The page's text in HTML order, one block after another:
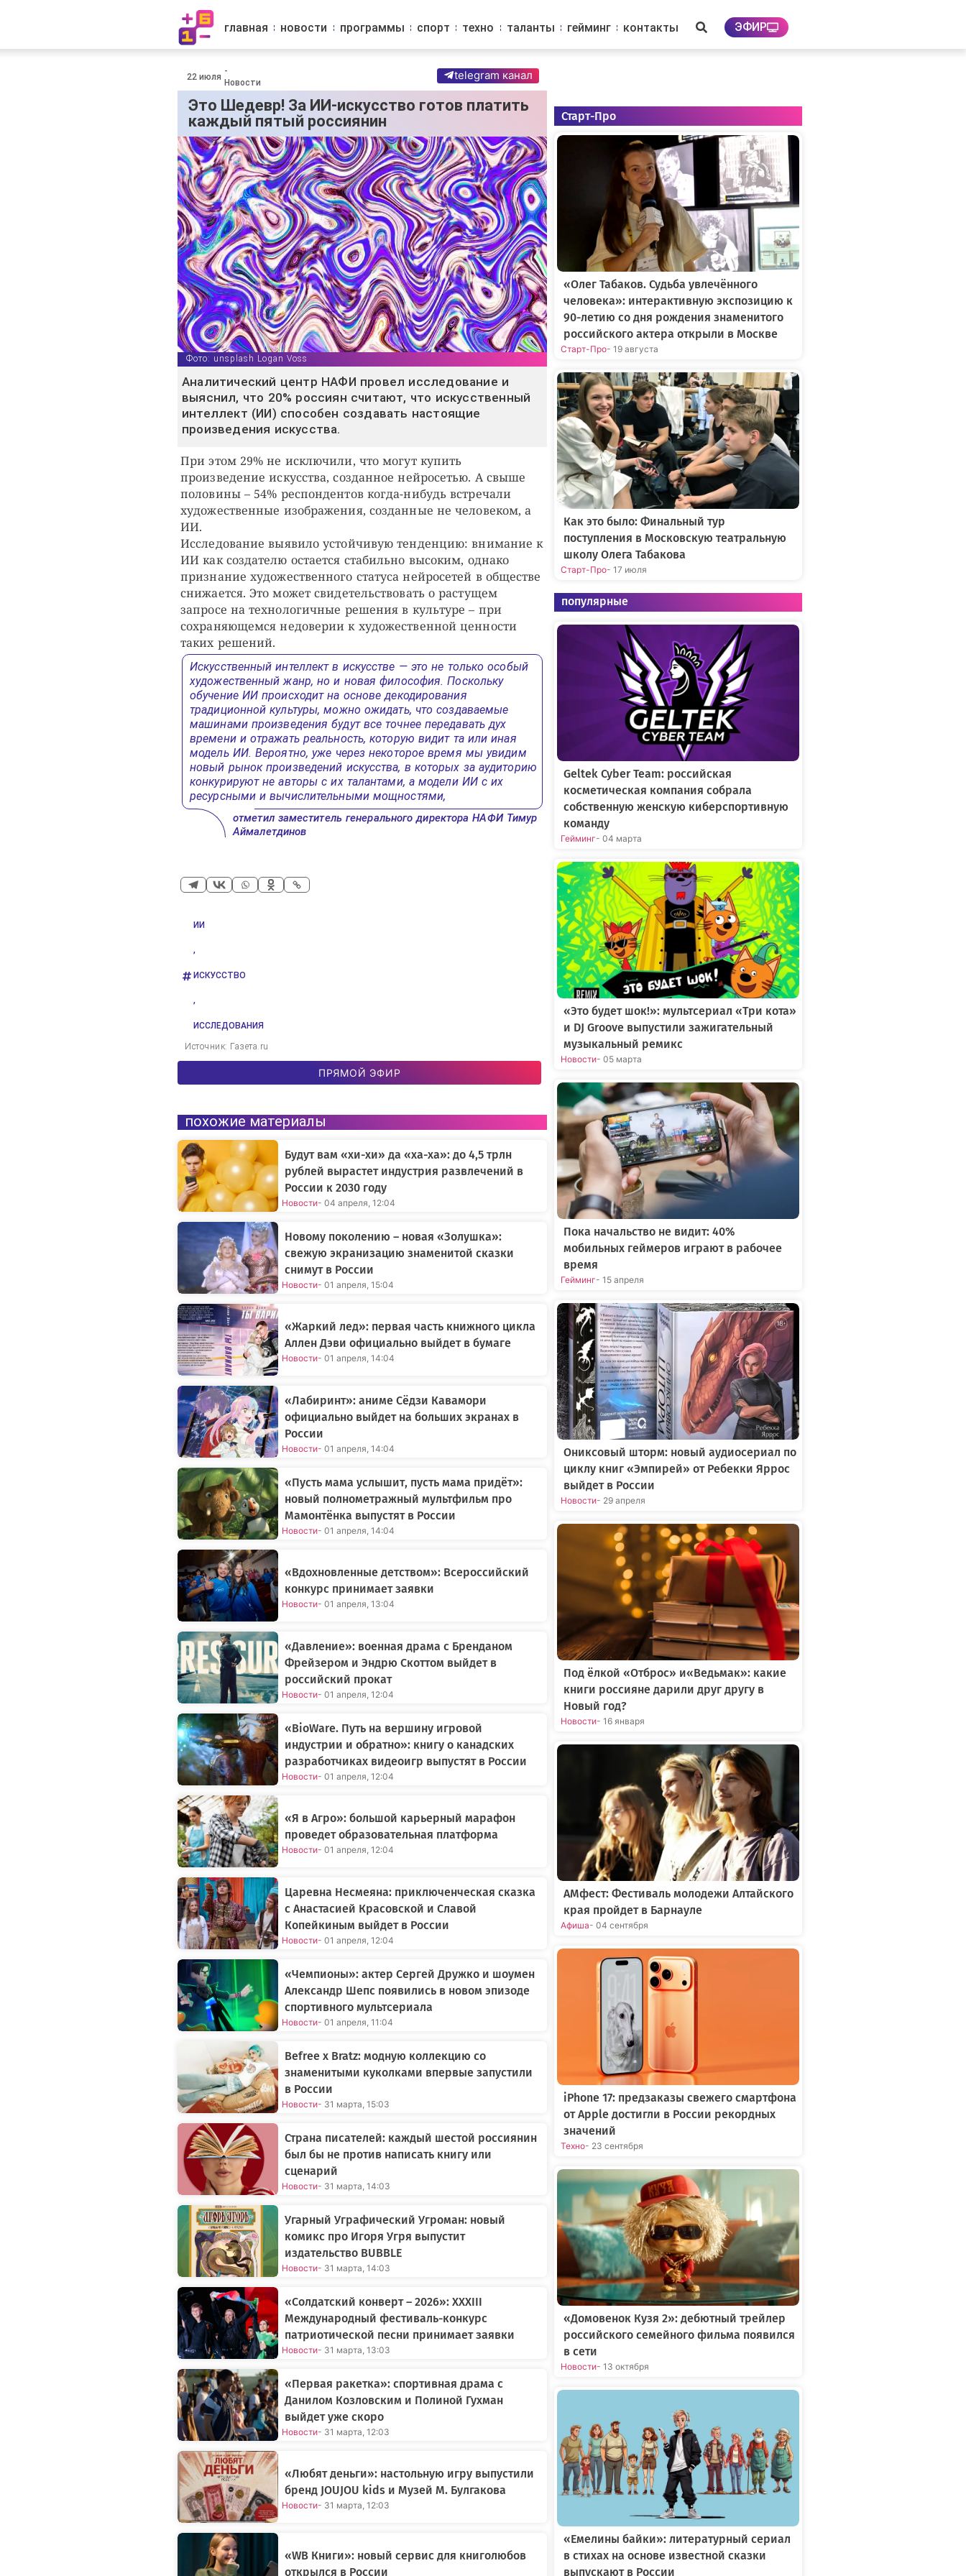
главная новости программы спорт техно таланты гейминг контакты ЭФИР
22 июля
-
Новости
telegram канал
Это Шедевр! За ИИ-искусство готов платить
каждый пятый россиянин
Фото: unsplash Logan Voss
Аналитический центр НАФИ провел исследование и
выяснил, что 20% россиян считают, что искусственный
интеллект (ИИ) способен создавать настоящие
произведения искусства.
При этом 29% не исключили, что могут купить
произведение искусства, созданное нейросетью. А свыше
половины – 54% респондентов когда-нибудь встречали
художественные изображения, созданные не человеком, а
ИИ.
Исследование выявило устойчивую тенденцию: внимание к
ИИ как создателю остается стабильно высоким, однако
признание художественного статуса нейросетей в обществе
снижается. Это может свидетельствовать о растущем
запросе на технологичные решения в культуре – при
сохраняющемся недоверии к художественной ценности
таких решений.
Искусственный интеллект в искусстве — это не только особый
художественный жанр, но и новая философия. Поскольку
обучение ИИ происходит на основе декодирования
традиционной культуры, можно ожидать, что создаваемые
машинами произведения будут все точнее передавать дух
времени и отражать реальность, которую видит та или иная
модель ИИ. Вероятно, уже через некоторое время мы увидим
новый рынок произведений искусства, в которых за аудиторию
конкурируют не авторы с их талантами, а модели ИИ с их
ресурсными и вычислительными мощностями,
отметил заместитель генерального директора НАФИ Тимур
Аймалетдинов
ИИ
,
ИСКУССТВО
,
ИССЛЕДОВАНИЯ
Источник: Газета.ru
ПРЯМОЙ ЭФИР
похожие материалы
Будут вам «хи-хи» да «ха-ха»: до 4,5 трлн
рублей вырастет индустрия развлечений в
России к 2030 году
Новости- 04 апреля, 12:04
Новому поколению – новая «Золушка»:
свежую экранизацию знаменитой сказки
снимут в России
Новости- 01 апреля, 15:04
«Жаркий лед»: первая часть книжного цикла
Аллен Дэви официально выйдет в бумаге
Новости- 01 апреля, 14:04
«Лабиринт»: аниме Сёдзи Кавамори
официально выйдет на больших экранах в
России
Новости- 01 апреля, 14:04
«Пусть мама услышит, пусть мама придёт»:
новый полнометражный мультфильм про
Мамонтёнка выпустят в России
Новости- 01 апреля, 14:04
«Вдохновленные детством»: Всероссийский
конкурс принимает заявки
Новости- 01 апреля, 13:04
«Давление»: военная драма с Бренданом
Фрейзером и Эндрю Скоттом выйдет в
российский прокат
Новости- 01 апреля, 12:04
«BioWare. Путь на вершину игровой
индустрии и обратно»: книгу о канадских
разработчиках видеоигр выпустят в России
Новости- 01 апреля, 12:04
«Я в Агро»: большой карьерный марафон
проведет образовательная платформа
Новости- 01 апреля, 12:04
Царевна Несмеяна: приключенческая сказка
с Анастасией Красовской и Славой
Копейкиным выйдет в России
Новости- 01 апреля, 12:04
«Чемпионы»: актер Сергей Дружко и шоумен
Александр Шепс появились в новом эпизоде
спортивного мультсериала
Новости- 01 апреля, 11:04
Befree x Bratz: модную коллекцию со
знаменитыми куколками впервые запустили
в России
Новости- 31 марта, 15:03
Страна писателей: каждый шестой россиянин
был бы не против написать книгу или
сценарий
Новости- 31 марта, 14:03
Угарный Уграфический Угроман: новый
комикс про Игоря Угря выпустит
издательство BUBBLE
Новости- 31 марта, 14:03
«Солдатский конверт – 2026»: XXXIII
Международный фестиваль-конкурс
патриотической песни принимает заявки
Новости- 31 марта, 13:03
«Первая ракетка»: спортивная драма с
Данилом Козловским и Полиной Гухман
выйдет уже скоро
Новости- 31 марта, 12:03
«Любят деньги»: настольную игру выпустили
бренд JOUJOU kids и Музей М. Булгакова
Новости- 31 марта, 12:03
«WB Книги»: новый сервис для книголюбов
открылся в России
Старт-Про
«Олег Табаков. Судьба увлечённого
человека»: интерактивную экспозицию к
90-летию со дня рождения знаменитого
российского актера открыли в Москве
Старт-Про- 19 августа
Как это было: Финальный тур
поступления в Московскую театральную
школу Олега Табакова
Старт-Про- 17 июля
популярные
Geltek Cyber Team: российская
косметическая компания собрала
собственную женскую киберспортивную
команду
Гейминг- 04 марта
«Это будет шок!»: мультсериал «Три кота»
и DJ Groove выпустили зажигательный
музыкальный ремикс
Новости- 05 марта
Пока начальство не видит: 40%
мобильных геймеров играют в рабочее
время
Гейминг- 15 апреля
Ониксовый шторм: новый аудиосериал по
циклу книг «Эмпирей» от Ребекки Яррос
выйдет в России
Новости- 29 апреля
Под ёлкой «Отброс» и«Ведьмак»: какие
книги россияне дарили друг другу в
Новый год?
Новости- 16 января
АМфест: Фестиваль молодежи Алтайского
края пройдет в Барнауле
Афиша- 04 сентября
iPhone 17: предзаказы свежего смартфона
от Apple достигли в России рекордных
значений
Техно- 23 сентября
«Домовенок Кузя 2»: дебютный трейлер
российского семейного фильма появился
в сети
Новости- 13 октября
«Емелины байки»: литературный сериал
в стихах на основе известной сказки
выпускают в России